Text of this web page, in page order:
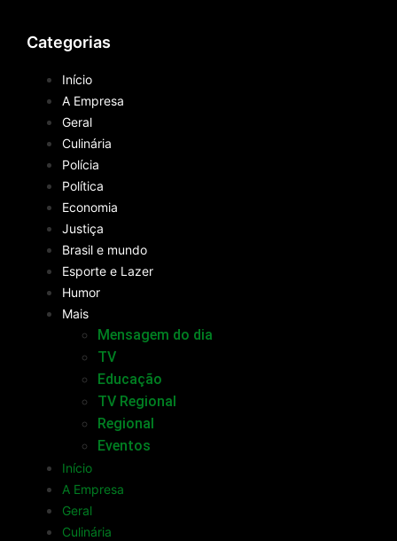
Categorias
Início
A Empresa
Geral
Culinária
Polícia
Política
Economia
Justiça
Brasil e mundo
Esporte e Lazer
Humor
Mais
Mensagem do dia
TV
Educação
TV Regional
Regional
Eventos
Início
A Empresa
Geral
Culinária